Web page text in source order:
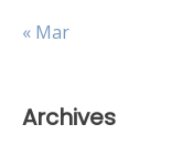
« Mar
Archives